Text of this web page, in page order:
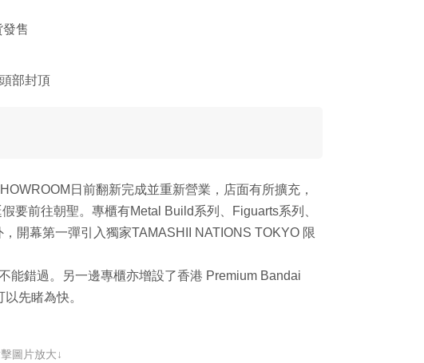
售
部封頂
日前翻新完成並重新營業，店面有所擴充，
要前往朝聖。專櫃有Metal Build系列、Figuarts系列、
開幕第一彈引入獨家TAMASHII NATIONS TOKYO 限
能錯過。另一邊專櫃亦增設了香港 Premium Bandai
先睹為快。
圖片放大↓